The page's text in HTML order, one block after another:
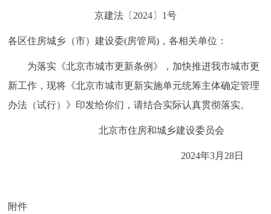
利企服务
政民互动
图说互动
京建法〔2024〕1号
各区住房城乡（市）建设委(房管局)，各相关单位：
为落实《北京市城市更新条例》，加快推进我市城市更
新工作，现将《北京市城市更新实施单元统筹主体确定管理
办法（试行）》印发给你们，请结合实际认真贯彻落实。
北京市住房和城乡建设委员会
2024年3月28日
附件